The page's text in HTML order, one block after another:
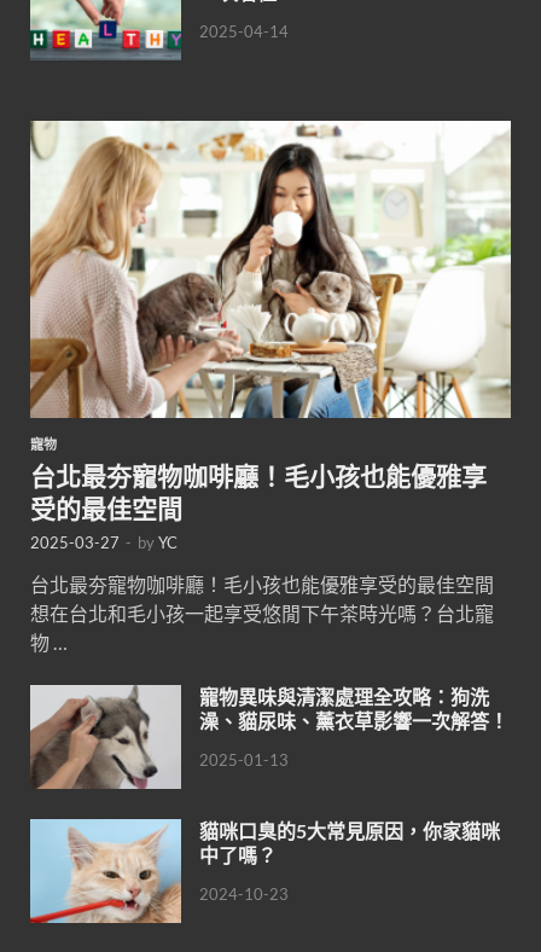
2025-04-14
寵物
台北最夯寵物咖啡廳！毛小孩也能優雅享
受的最佳空間
2025-03-27 - byYC
台北最夯寵物咖啡廳！毛小孩也能優雅享受的最佳空間
想在台北和毛小孩一起享受悠閒下午茶時光嗎？台北寵
物 …
寵物異味與清潔處理全攻略：狗洗
澡、貓尿味、薰衣草影響一次解答！
2025-01-13
貓咪口臭的5大常見原因，你家貓咪
中了嗎？
2024-10-23